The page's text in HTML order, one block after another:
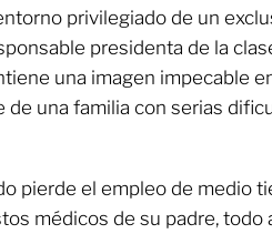
privilegiado de un
presidenta de la
una imagen impecable
de una familia con serias
pierde el empleo de medio
médicos de su padre, todo